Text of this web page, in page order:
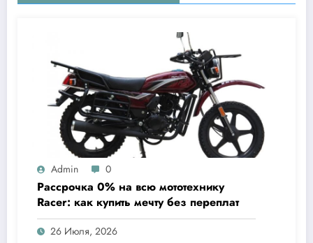
Admin 0
Рассрочка 0% на всю мототехнику
Racer: как купить мечту без переплат
26 Июля, 2026